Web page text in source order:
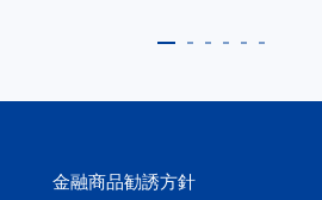
金融商品勧誘方針